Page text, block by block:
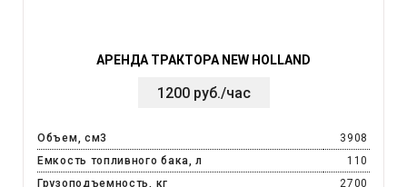
АРЕНДА ТРАКТОРА NEW HOLLAND
1200 руб./час
Объем, см3
3908
Емкость топливного бака, л
110
Грузоподъемность, кг
2700